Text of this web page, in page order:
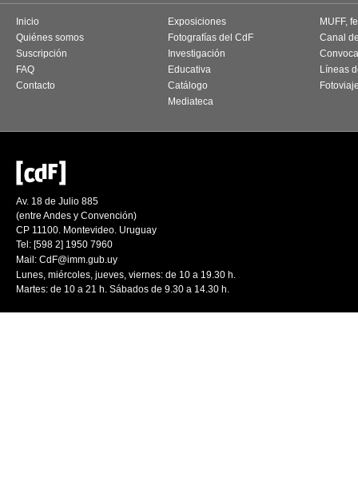
Inicio
Quiénes somos
Suscripción
FAQ
Contacto
Exposiciones
Fotografías del CdF
Investigación
Educativa
Catálogo
Mediateca
MUFF,
Canal
Líneas
Av. 18 de Julio 885
(entre Andes y Convención)
CP 11100. Montevideo. Uruguay
Tel: [598 2] 1950 7960
Mail: CdF@imm.gub.uy
Lunes, miércoles, jueves, viernes: de 10 a 19.30 h.
Martes: de 10 a 21 h. Sábados de 9.30 a 14.30 h.